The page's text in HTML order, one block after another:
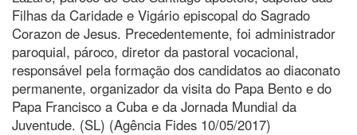
Filhas da Caridade e Vigário episcopal do Sagrado
Corazon de Jesus. Precedentemente, foi administrador
paroquial, pároco, diretor da pastoral vocacional,
responsável pela formação dos candidatos ao diaconato
permanente, organizador da visita do Papa Bento e do
Papa Francisco a Cuba e da Jornada Mundial da
Juventude. (SL) (Agência Fides 10/05/2017)